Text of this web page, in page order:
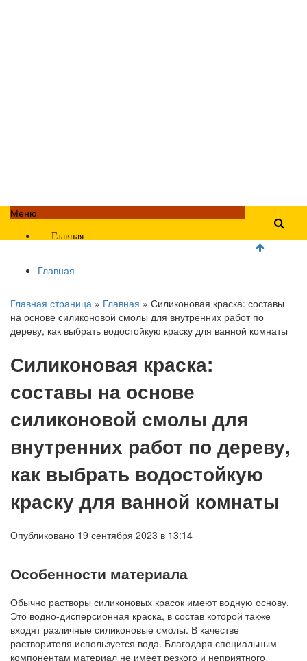
Меню
Главная
Главная
Главная страница » Главная » Силиконовая краска: составы
на основе силиконовой смолы для внутренних работ по
дереву, как выбрать водостойкую краску для ванной комнаты
Силиконовая краска:
составы на основе
силиконовой смолы для
внутренних работ по дереву,
как выбрать водостойкую
краску для ванной комнаты
Опубликовано 19 сентября 2023 в 13:14
Особенности материала
Обычно растворы силиконовых красок имеют водную основу.
Это водно-дисперсионная краска, в состав которой также
входят различные силиконовые смолы. В качестве
растворителя используется вода. Благодаря специальным
компонентам материал не имеет резкого и неприятного